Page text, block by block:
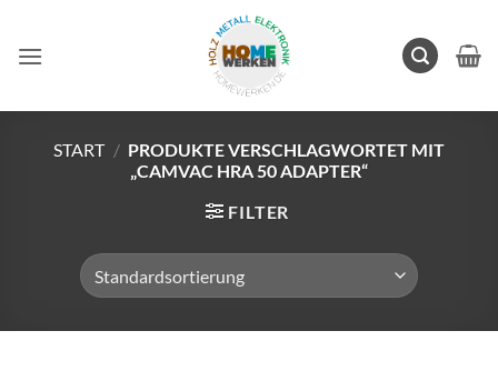
springen
START / PRODUKTE VERSCHLAGWORTET MIT
„CAMVAC HRA 50 ADAPTER“
FILTER